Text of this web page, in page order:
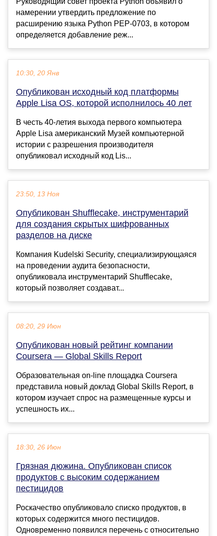
намерении утвердить предложение по
расширению языка Python PEP-0703, в котором
определяется добавление реж...
10:30, 20 Янв
Опубликован исходный код платформы
Apple Lisa OS, которой исполнилось 40 лет
В честь 40-летия выхода первого компьютера
Apple Lisa американский Музей компьютерной
истории с разрешения производителя
опубликовал исходный код Lis...
23:50, 13 Ноя
Опубликован Shufflecake, инструментарий
для создания скрытых шифрованных
разделов на диске
Компания Kudelski Security, специализирующаяся
на проведении аудита безопасности,
опубликовала инструментарий Shufflecake,
который позволяет создават...
08:20, 29 Июн
Опубликован новый рейтинг компании
Coursera — Global Skills Report
Образовательная on-line площадка Coursera
представила новый доклад Global Skills Report, в
котором изучает спрос на размещенные курсы и
успешность их...
18:30, 26 Июн
Грязная дюжина. Опубликован список
продуктов с высоким содержанием
пестицидов
Роскачество опубликовало списко продуктов, в
которых содержится много пестицидов.
Одновременно появился перечень с относительно